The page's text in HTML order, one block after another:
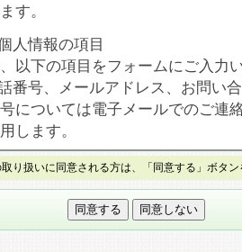
す。
人情報の項目
以下の項目をフォームにご入力
番号、メールアドレス、お問い
については電子メールでのご連
します。
識できない方法による個人情報
、セッション管理のためCookie
者提供について
取り扱いに同意される方は、「同意する」ボタ